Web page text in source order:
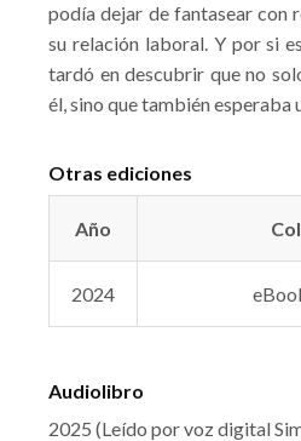
podía dejar de fantasear con
su relación laboral. Y por si
tardó en descubrir que no
él, sino que también esperaba
Otras ediciones
Año
2024
Audiolibro
2025 (Leído por voz digital